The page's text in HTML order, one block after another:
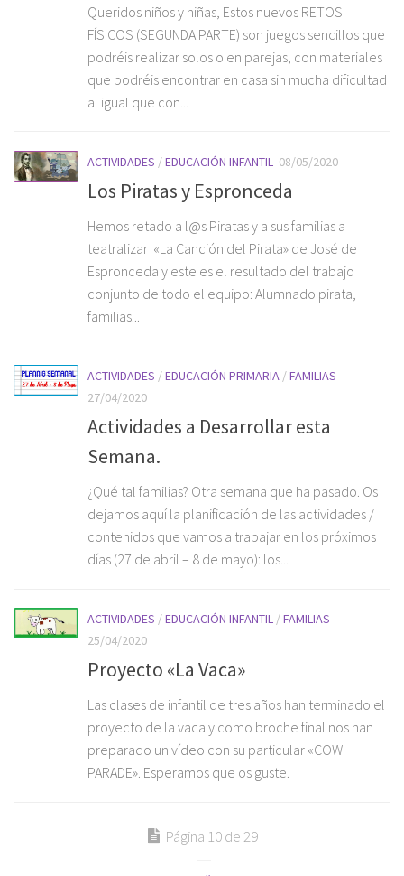
Queridos niños y niñas, Estos nuevos RETOS
FÍSICOS (SEGUNDA PARTE) son juegos sencillos que
podréis realizar solos o en parejas, con materiales
que podréis encontrar en casa sin mucha dificultad
al igual que con...
ACTIVIDADES /EDUCACIÓN INFANTIL 08/05/2020
Los Piratas y Espronceda
Hemos retado a l@s Piratas y a sus familias a
teatralizar «La Canción del Pirata» de José de
Espronceda y este es el resultado del trabajo
conjunto de todo el equipo: Alumnado pirata,
familias...
ACTIVIDADES /EDUCACIÓN PRIMARIA /FAMILIAS
27/04/2020
Actividades a Desarrollar esta
Semana.
¿Qué tal familias? Otra semana que ha pasado. Os
dejamos aquí la planificación de las actividades /
contenidos que vamos a trabajar en los próximos
días (27 de abril – 8 de mayo): los...
ACTIVIDADES /EDUCACIÓN INFANTIL /FAMILIAS
25/04/2020
Proyecto «La Vaca»
Las clases de infantil de tres años han terminado el
proyecto de la vaca y como broche final nos han
preparado un vídeo con su particular «COW
PARADE». Esperamos que os guste.
Página 10 de 29